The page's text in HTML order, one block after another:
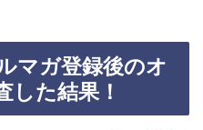
マガ登録後のオ
した結果！